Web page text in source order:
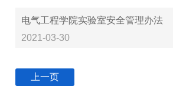
电气工程学院实验室安全管理办法
2021-03-30
上一页